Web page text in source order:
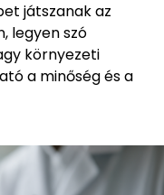
játszanak az
legyen szó
környezeti
a minőség és a